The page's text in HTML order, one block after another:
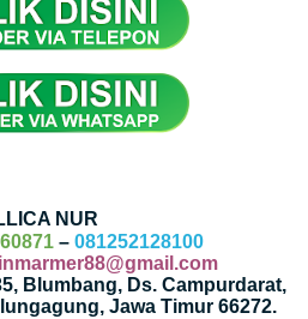
NUR
– 081252128100
Blumbang, Ds. Campurdarat,
Jawa Timur 66272.